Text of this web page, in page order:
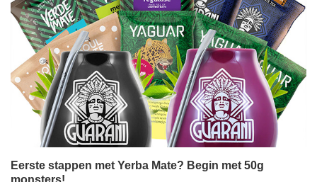
Eerste stappen met Yerba Mate? Begin met 50g
monsters!
Yerba mate is een drankje dat je zintuigen bijna volledig
in vervoering kan brengen... maar alleen als je de juiste
smaak vindt. En aan keuze geen gebrek! Van klassieke,
intense Paraguayaanse mate-thee, via delicate,
lichtzoete Braziliaanse variëteiten, tot kruiden- en
fruitmengsels boordevol verrassende smaken. Maar hoe